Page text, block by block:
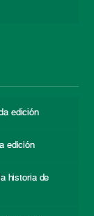
edición
edición
historia de